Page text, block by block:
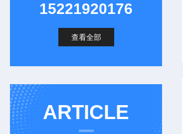
15221920176
查看全部
ARTICLE